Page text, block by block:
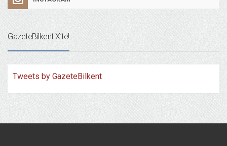
GazeteBilkent X’te!
Tweets by GazeteBilkent